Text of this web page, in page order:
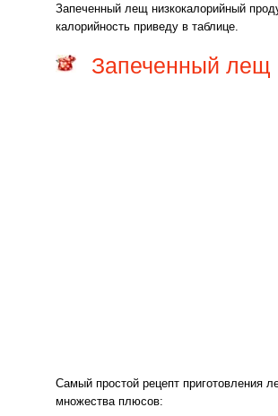
Запеченный лещ низкокалорийный
калорийность приведу в таблице.
Запеченный лещ
Самый простой рецепт приготовления
множества плюсов: